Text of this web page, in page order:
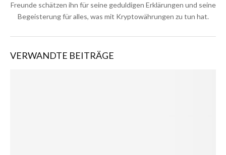
Freunde schätzen ihn für seine geduldigen Erklärungen und seine
Begeisterung für alles, was mit Kryptowährungen zu tun hat.
VERWANDTE BEITRÄGE